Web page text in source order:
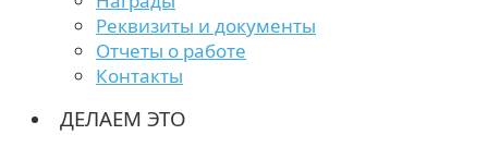
Реквизиты и документы
Отчеты о работе
Контакты
ДЕЛАЕМ ЭТО